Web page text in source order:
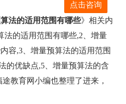
点击咨询
法的适用范围有哪些》相关内
法的适用范围有哪些,2、增量
容,3、增量预算法的适用范围
的优缺点,5、增量预算法的含
教育网小编也整理了进来，